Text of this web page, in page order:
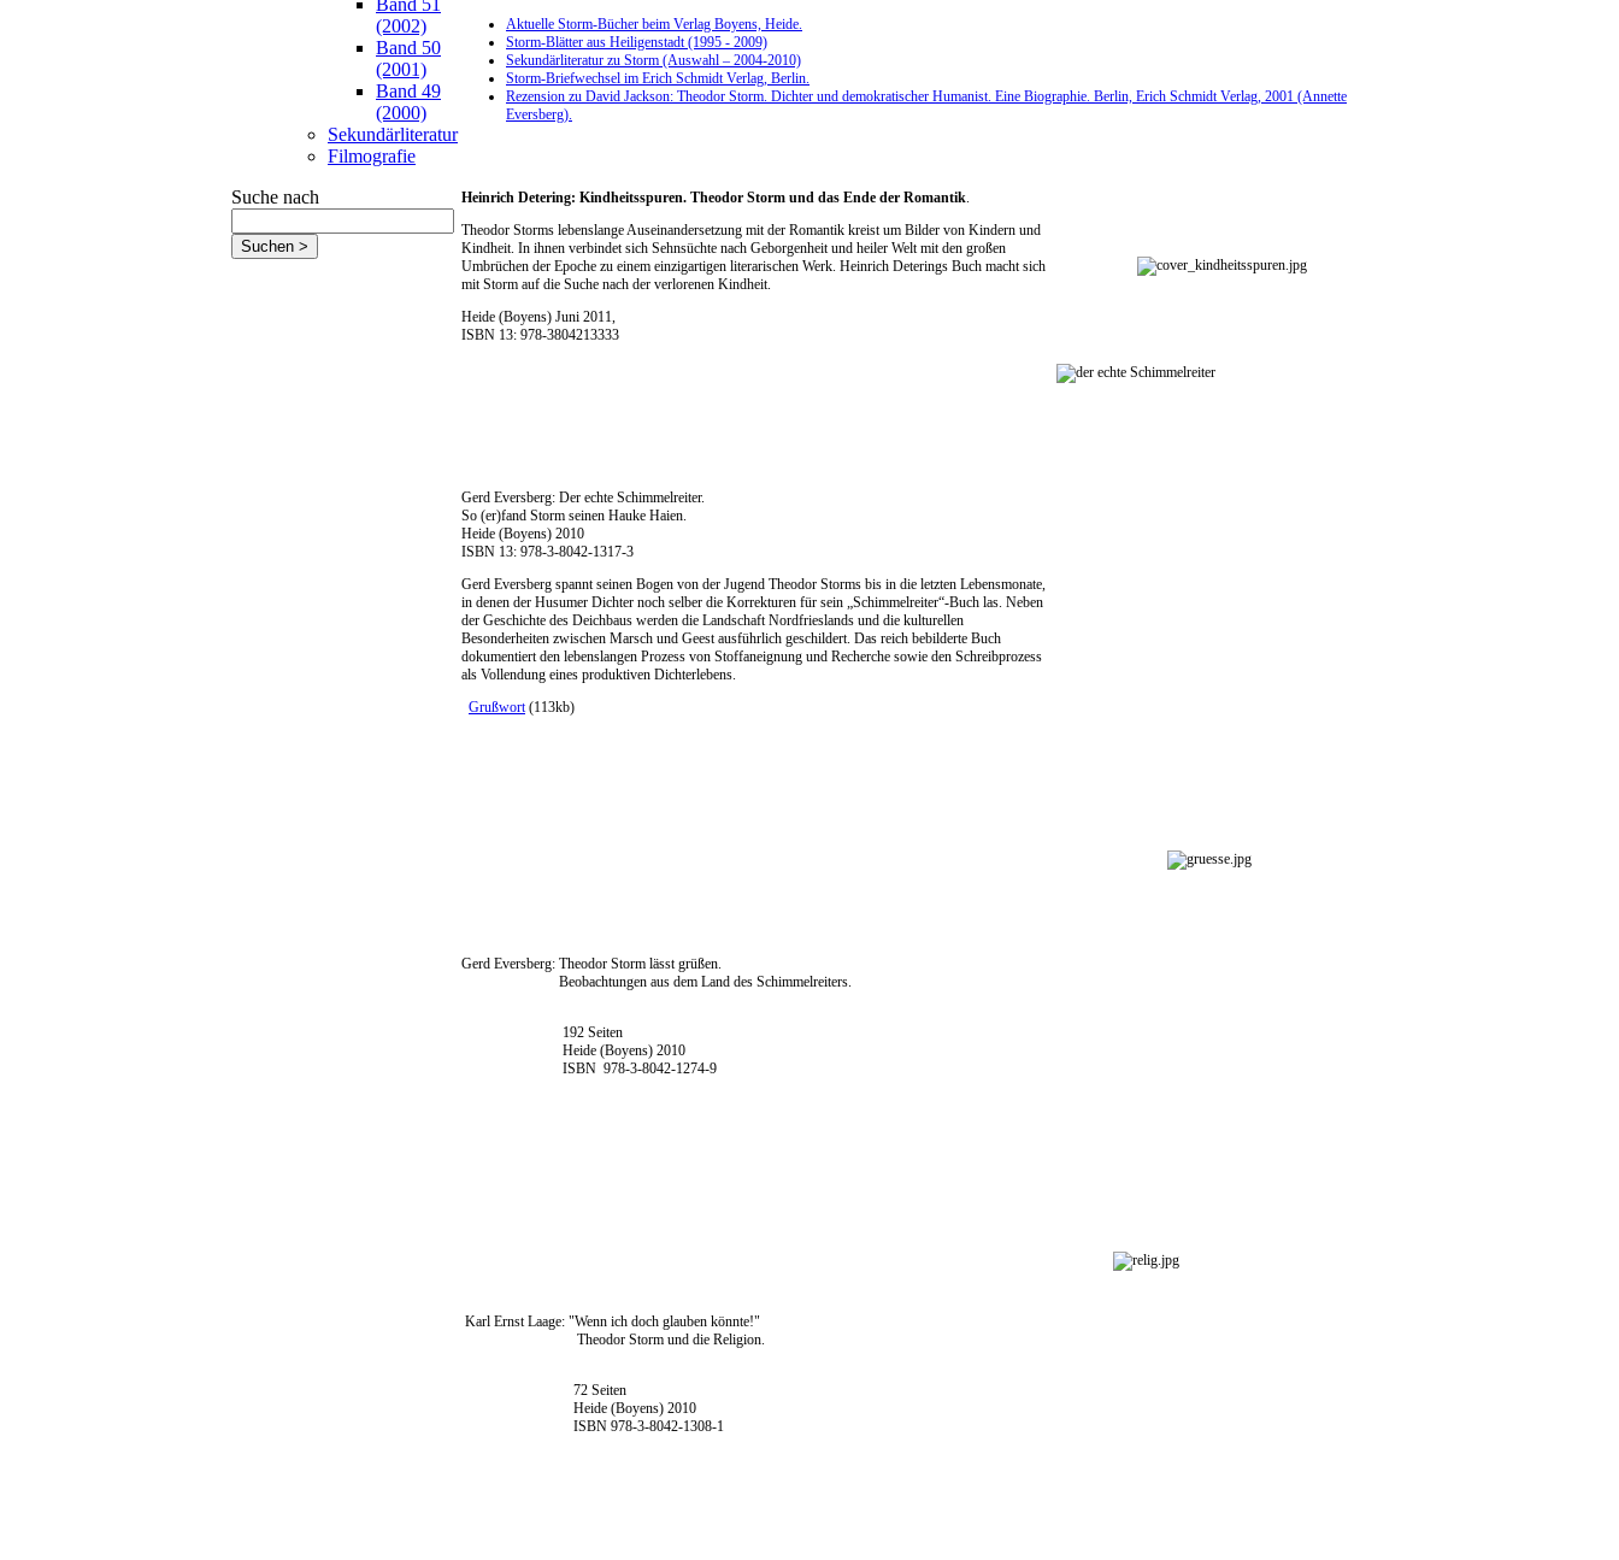
Band 51
(2002)
Band 50
(2001)
Band 49
(2000)
Sekundärliteratur
Filmografie
Suche nach
Aktuelle Storm-Bücher beim Verlag Boyens, Heide.
Storm-Blätter aus Heiligenstadt (1995 - 2009)
Sekundärliteratur zu Storm (Auswahl – 2004-2010)
Storm-Briefwechsel im Erich Schmidt Verlag, Berlin.
Rezension zu David Jackson: Theodor Storm. Dichter und demokratischer Humanist. Eine Biographie. Berlin, Erich Schmidt Verlag, 2001 (Annette
Eversberg).
Heinrich Detering: Kindheitsspuren. Theodor Storm und das Ende der Romantik.
Theodor Storms lebenslange Auseinandersetzung mit der Romantik kreist um Bilder von Kindern und
Kindheit. In ihnen verbindet sich Sehnsüchte nach Geborgenheit und heiler Welt mit den großen
Umbrüchen der Epoche zu einem einzigartigen literarischen Werk. Heinrich Deterings Buch macht sich
mit Storm auf die Suche nach der verlorenen Kindheit.
Heide (Boyens) Juni 2011,
ISBN 13: 978-3804213333
Gerd Eversberg: Der echte Schimmelreiter.
So (er)fand Storm seinen Hauke Haien.
Heide (Boyens) 2010
ISBN 13: 978-3-8042-1317-3
Gerd Eversberg spannt seinen Bogen von der Jugend Theodor Storms bis in die letzten Lebensmonate,
in denen der Husumer Dichter noch selber die Korrekturen für sein „Schimmelreiter“-Buch las. Neben
der Geschichte des Deichbaus werden die Landschaft Nordfrieslands und die kulturellen
Besonderheiten zwischen Marsch und Geest ausführlich geschildert. Das reich bebilderte Buch
dokumentiert den lebenslangen Prozess von Stoffaneignung und Recherche sowie den Schreibprozess
als Vollendung eines produktiven Dichterlebens.
Grußwort (113kb)
Gerd Eversberg: Theodor Storm lässt grüßen.
Beobachtungen aus dem Land des Schimmelreiters.
192 Seiten
Heide (Boyens) 2010
ISBN 978-3-8042-1274-9
Karl Ernst Laage: "Wenn ich doch glauben könnte!"
Theodor Storm und die Religion.
72 Seiten
Heide (Boyens) 2010
ISBN 978-3-8042-1308-1